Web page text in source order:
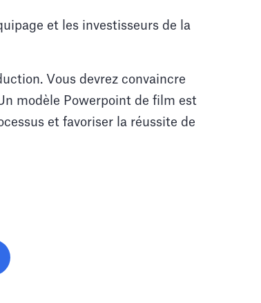
et les investisseurs de la
Vous devrez convaincre
modèle Powerpoint de film est
et favoriser la réussite de